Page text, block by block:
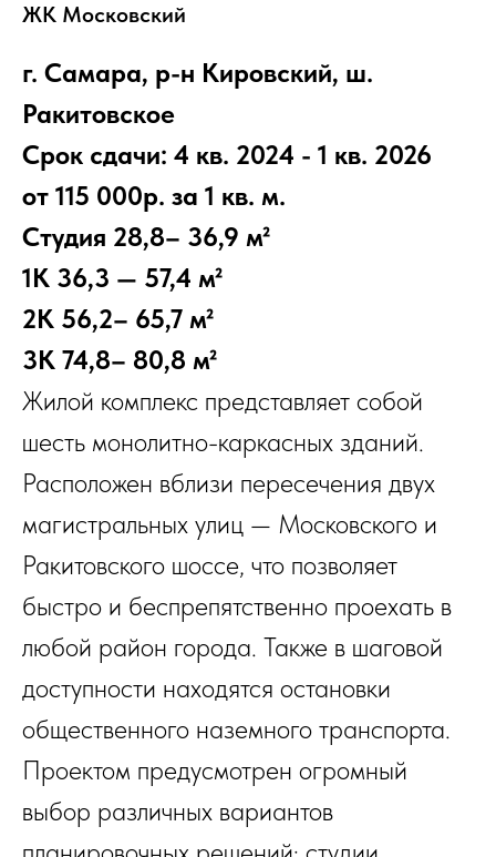
ЖК Московский
г. Самара, р-н Кировский, ш.
Ракитовское
Срок сдачи: 4 кв. 2024 - 1 кв. 2026
от 115 000р. за 1 кв. м.
Студия 28,8– 36,9 м²
1К 36,3 — 57,4 м²
2К 56,2– 65,7 м²
3К 74,8– 80,8 м²
Жилой комплекс представляет собой
шесть монолитно-каркасных зданий.
Расположен вблизи пересечения двух
магистральных улиц — Московского и
Ракитовского шоссе, что позволяет
быстро и беспрепятственно проехать в
любой район города. Также в шаговой
доступности находятся остановки
общественного наземного транспорта.
Проектом предусмотрен огромный
выбор различных вариантов